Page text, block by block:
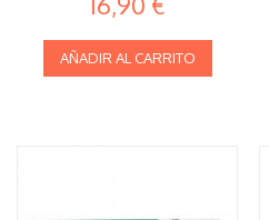
AÑADIR AL CARRITO